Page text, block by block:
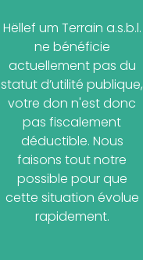
Hëllef um Terrain a.s.b.l.
ne bénéficie
actuellement pas du
statut d’utilité publique,
votre don n'est donc
pas fiscalement
déductible. Nous
faisons tout notre
possible pour que
cette situation évolue
rapidement.